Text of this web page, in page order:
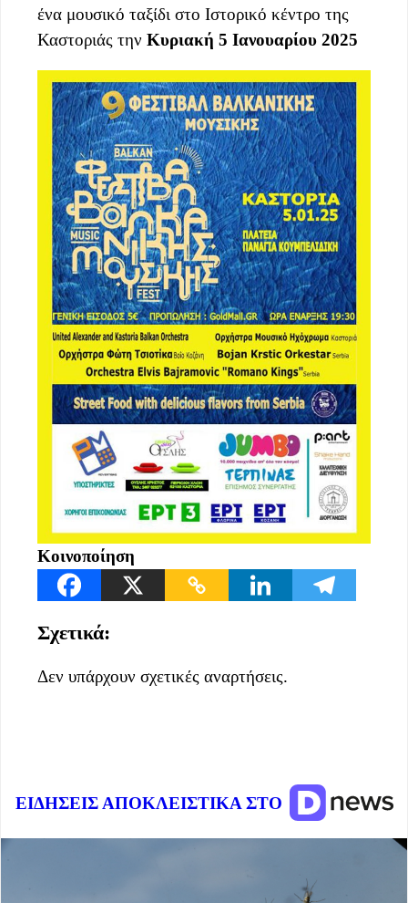
ένα μουσικό ταξίδι στο Ιστορικό κέντρο της
Καστοριάς την Κυριακή 5 Ιανουαρίου 2025
Κοινοποίηση
Σχετικά:
Δεν υπάρχουν σχετικές αναρτήσεις.
ΕΙΔΗΣΕΙΣ ΑΠΟΚΛΕΙΣΤΙΚΑ ΣΤΟ